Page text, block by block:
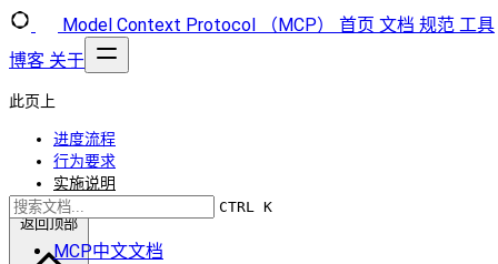
Model Context Protocol （MCP） 首页 文档 规范 工具
博客 关于
CTRL K
MCP中文文档
此页上
进度流程
行为要求
实施说明
返回顶部